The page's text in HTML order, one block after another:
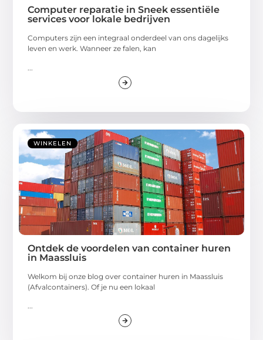
Computer reparatie in Sneek essentiële
services voor lokale bedrijven
Computers zijn een integraal onderdeel van ons dagelijks
leven en werk. Wanneer ze falen, kan
WINKELEN
Ontdek de voordelen van container huren
in Maassluis
Welkom bij onze blog over container huren in Maassluis
(Afvalcontainers). Of je nu een lokaal